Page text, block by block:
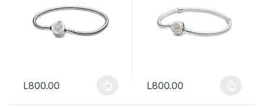
L800.00
Este producto tiene múltiples variantes. Las opciones se
L800.00
Este producto tiene múltiples